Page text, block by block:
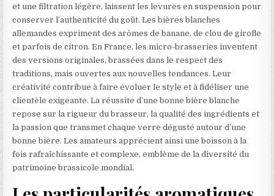
et une filtration légère, laissent les levures en suspension pour
conserver l’authenticité du goût. Les bières blanches
allemandes expriment des arômes de banane, de clou de girofle
et parfois de citron. En France, les micro-brasseries inventent
des versions originales, brassées dans le respect des
traditions, mais ouvertes aux nouvelles tendances. Leur
créativité contribue à faire évoluer le style et à fidéliser une
clientèle exigeante. La réussite d’une bonne bière blanche
repose sur la rigueur du brasseur, la qualité des ingrédients et
la passion que transmet chaque verre dégusté autour d’une
bonne bière. Les amateurs apprécient ainsi une boisson à la
fois rafraîchissante et complexe, emblème de la diversité du
patrimoine brassicole mondial.